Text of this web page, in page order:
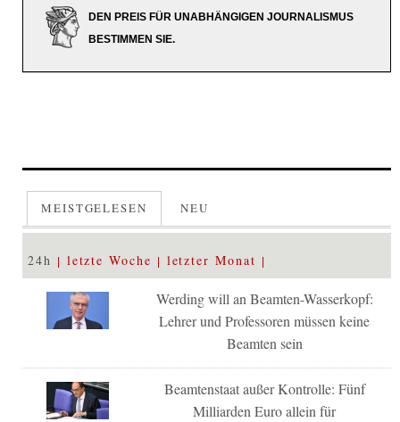
DEN PREIS FÜR UNABHÄNGIGEN JOURNALISMUS
BESTIMMEN SIE.
MEISTGELESEN NEU
24h letzte Woche letzter Monat
Werding will an Beamten-Wasserkopf:
Lehrer und Professoren müssen keine
Beamten sein
Beamtenstaat außer Kontrolle: Fünf
Milliarden Euro allein für